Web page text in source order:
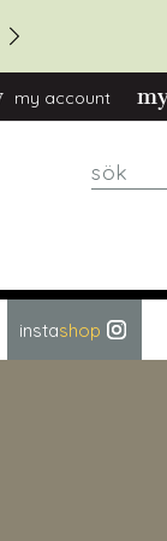
my account
sök
instashop